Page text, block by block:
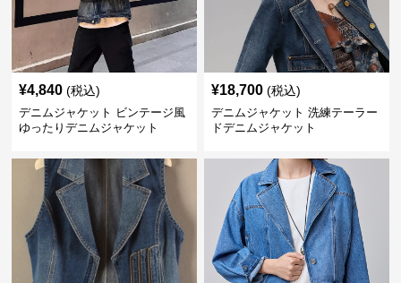
¥4,840 (税込)
デニムジャケット ビンテージ風
ゆったりデニムジャケット
¥18,700 (税込)
デニムジャケット 洗練テーラー
ドデニムジャケット